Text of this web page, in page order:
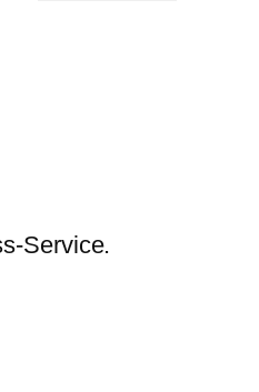
Service.